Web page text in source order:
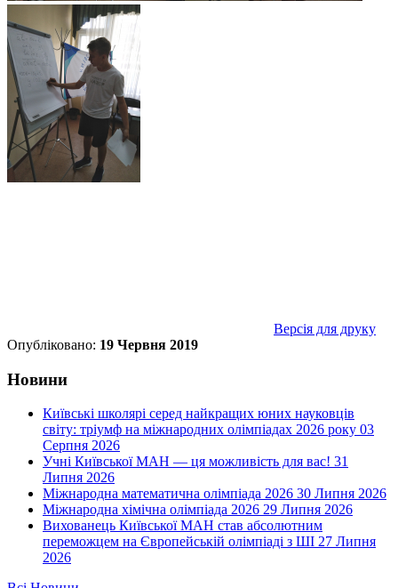
Версія для друку
Опубліковано: 19 Червня 2019
Новини
Київські школярі серед найкращих юних науковців
світу: тріумф на міжнародних олімпіадах 2026 року 03
Серпня 2026
Учні Київської МАН — ця можливість для вас! 31
Липня 2026
Міжнародна математична олімпіада 2026 30 Липня 2026
Міжнародна хімічна олімпіада 2026 29 Липня 2026
Вихованець Київської МАН став абсолютним
переможцем на Європейській олімпіаді з ШІ 27 Липня
2026